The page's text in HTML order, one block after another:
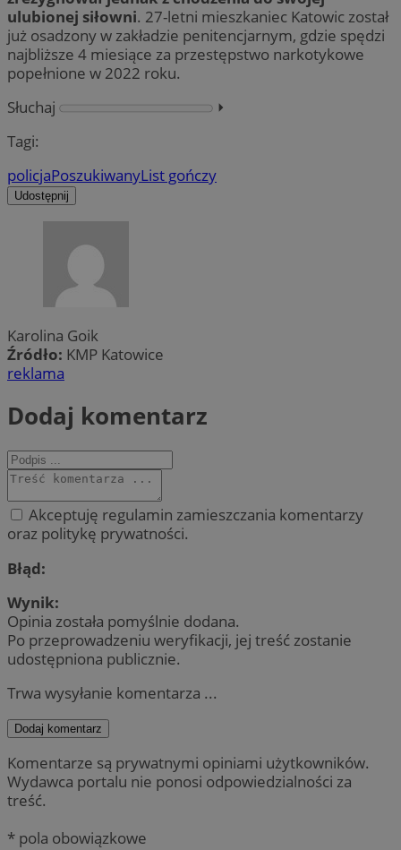
ulubionej siłowni. 27-letni mieszkaniec Katowic został
już osadzony w zakładzie penitencjarnym, gdzie spędzi
najbliższe 4 miesiące za przestępstwo narkotykowe
popełnione w 2022 roku.
Słuchaj
⏵︎
Tagi:
policjaPoszukiwanyList gończy
Udostępnij
Karolina Goik
Źródło: KMP Katowice
reklama
Dodaj komentarz
Akceptuję regulamin zamieszczania komentarzy
oraz politykę prywatności.
Błąd:
Wynik:
Opinia została pomyślnie dodana.
Po przeprowadzeniu weryfikacji, jej treść zostanie
udostępniona publicznie.
Trwa wysyłanie komentarza ...
Dodaj komentarz
Komentarze są prywatnymi opiniami użytkowników.
Wydawca portalu nie ponosi odpowiedzialności za
treść.
* pola obowiązkowe